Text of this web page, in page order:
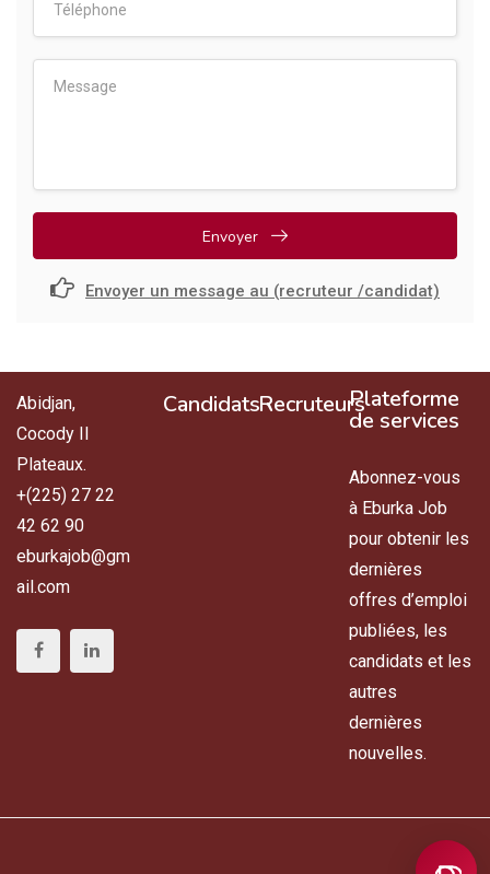
Envoyer
Envoyer un message au (recruteur /candidat)
Abidjan,
Cocody II
Plateaux.
+(225) 27 22
42 62 90
eburkajob@gm
ail.com
CandidatsRecruteursPlateforme
de services
Abonnez-vous
à Eburka Job
pour obtenir les
dernières
offres d’emploi
publiées, les
candidats et les
autres
dernières
nouvelles.